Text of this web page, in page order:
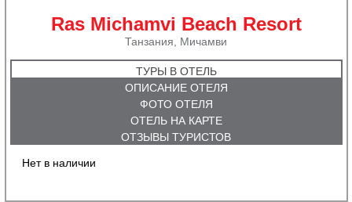
Ras Michamvi Beach Resort
Танзания, Мичамви
ТУРЫ В ОТЕЛЬ
ОПИСАНИЕ ОТЕЛЯ
ФОТО ОТЕЛЯ
ОТЕЛЬ НА КАРТЕ
ОТЗЫВЫ ТУРИСТОВ
Нет в наличии